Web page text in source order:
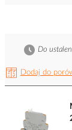
Dodaj do
Do